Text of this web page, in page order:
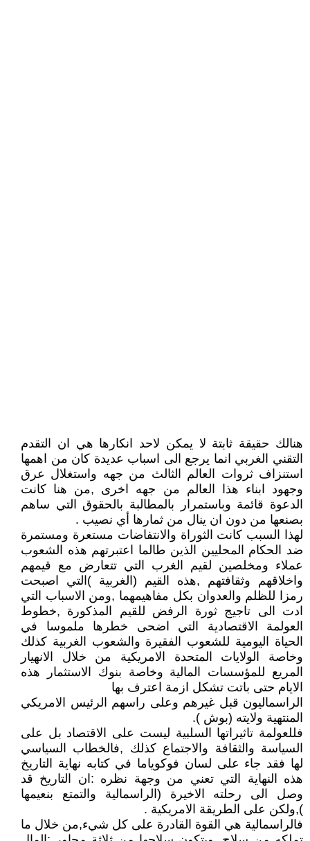
هنالك حقيقة ثابتة لا يمكن لاحد انكارها هي ان التقدم
التقني الغربي انما يرجع الى اسباب عديدة كان من اهمها
استنزاف ثروات العالم الثالث من جهه واستغلال عرق
وجهود ابناء هذا العالم من جهه اخرى ,من هنا كانت
الدعوة قائمة وباستمرار بالمطالبة بالحقوق التي ساهم
بصنعها من دون ان ينال من ثمارها أي نصيب .
لهذا السبب كانت الثوراة والانتفاضات مستعرة ومستمرة
ضد الحكام المحليين الذين طالما اعتبرتهم هذه الشعوب
عملاء ومخلصين لقيم الغرب التي تتعارض مع قيمهم
واخلاقهم وثقافتهم ,هذه القيم (الغربية )التي اصبحت
رمزا للظلم والعدوان بكل مفاهيمهما ,ومن الاسباب التي
ادت الى تاجيج ثورة الرفض للقيم المذكورة ,خطوط
العولمة الاقتصادية التي اضحى خطرها ملموسا في
الحياة اليومية للشعوب الفقيرة والشعوب الغربية كذلك
وخاصة الولايات المتحدة الامريكية من خلال الانهيار
المريع للمؤسسات المالية وخاصة بنوك الاستثمار هذه
الايام حتى باتت تشكل ازمة اعترف بها
الراسماليون قبل غيرهم وعلى راسهم الرئيس الامريكي
المنتهية ولايته (بوش ).
فللعولمة تاثيراتها السلبية ليست على الاقتصاد بل على
السياسة والثقافة والاجتماع كذلك ,فالخطاب السياسي
لها فقد جاء على لسان فوكوياما في كتابه نهاية التاريخ
هذه النهاية التي تعني من وجهة نظره :ان التاريخ قد
وصل الى رحلته الاخيرة (الراسمالية والتمتع بنعيمها
),ولكن على الطريقة الامريكية .
فالراسمالية هي القوة القادرة على كل شيء,من خلال ما